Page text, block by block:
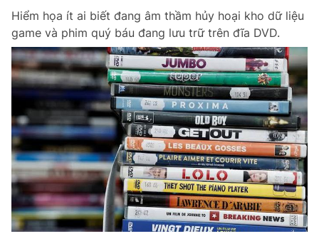
Đọc Thanh Niên trên điện thoại
Theo dõi báo trên
Hotline
0906 645 777
Liên hệ quảng cáo
0908 780 404
Hiểm họa ít ai biết đang âm thầm hủy hoại kho dữ liệu
game và phim quý báu đang lưu trữ trên đĩa DVD.